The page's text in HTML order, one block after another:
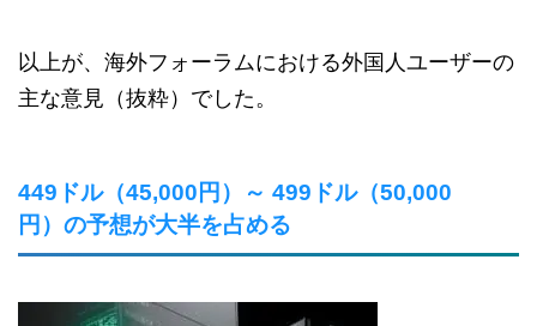
以上が、海外フォーラムにおける外国人ユーザーの
主な意見（抜粋）でした。
449ドル（45,000円）～ 499ドル（50,000
円）の予想が大半を占める